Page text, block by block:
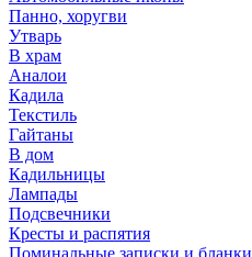
Панно, хоругви
Утварь
В храм
Аналои
Кадила
Текстиль
Гайтаны
В дом
Кадильницы
Лампады
Подсвечники
Кресты и распятия
Поминальные записки и бланки